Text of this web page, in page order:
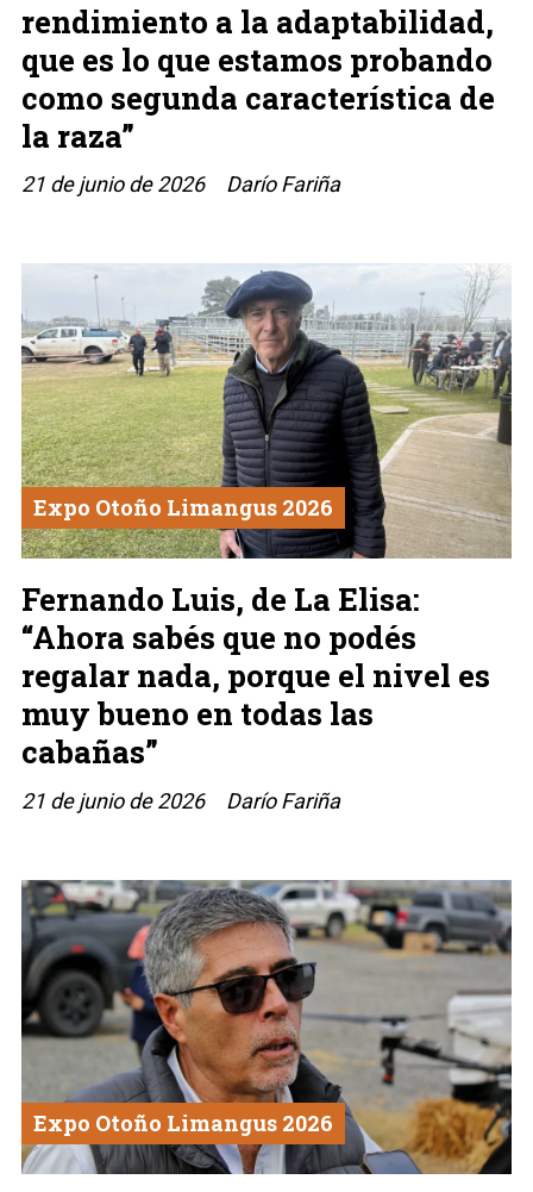
rendimiento a la adaptabilidad,
que es lo que estamos probando
como segunda característica de
la raza”
Darío Fariña
21 de junio de 2026
Fernando Luis, de La Elisa:
“Ahora sabés que no podés
regalar nada, porque el nivel es
muy bueno en todas las
cabañas”
Darío Fariña
Expo Otoño Limangus 2026
21 de junio de 2026
Expo Otoño Limangus 2026